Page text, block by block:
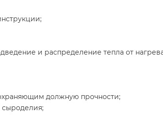
и распределение тепла от
должную прочности;
сыроделия;